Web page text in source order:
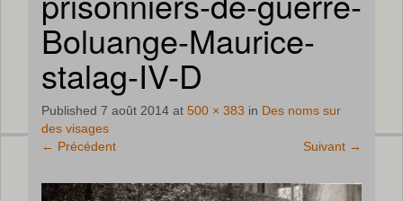
Boluange-Maurice-
stalag-IV-D
Published 7 août 2014 at 500 × 383 in Des noms sur
des visages
← Précédent Suivant →